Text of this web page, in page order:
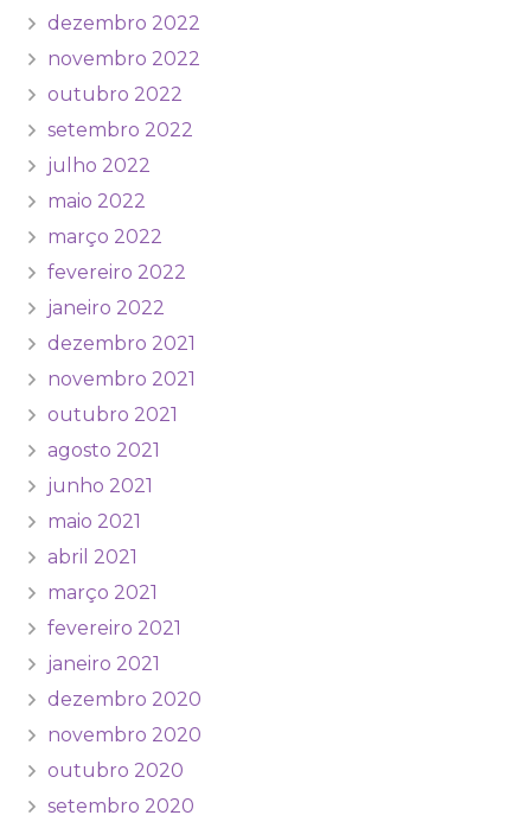
dezembro 2022
novembro 2022
outubro 2022
setembro 2022
julho 2022
maio 2022
março 2022
fevereiro 2022
janeiro 2022
dezembro 2021
novembro 2021
outubro 2021
agosto 2021
junho 2021
maio 2021
abril 2021
março 2021
fevereiro 2021
janeiro 2021
dezembro 2020
novembro 2020
outubro 2020
setembro 2020